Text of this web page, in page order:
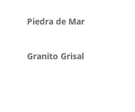
Piedra de Mar
Granito Grisal